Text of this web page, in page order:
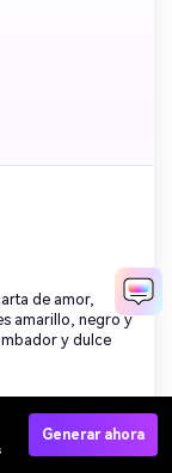
de amor,
amarillo, negro y
y dulce
Generar ahora